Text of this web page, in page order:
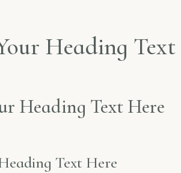
Heading Text
Heading Text Here
Text Here